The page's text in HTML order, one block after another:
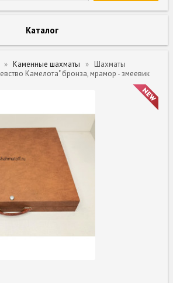
Каталог
Каменные шахматы
Шахматы
Камелота" бронза, мрамор - змеевик